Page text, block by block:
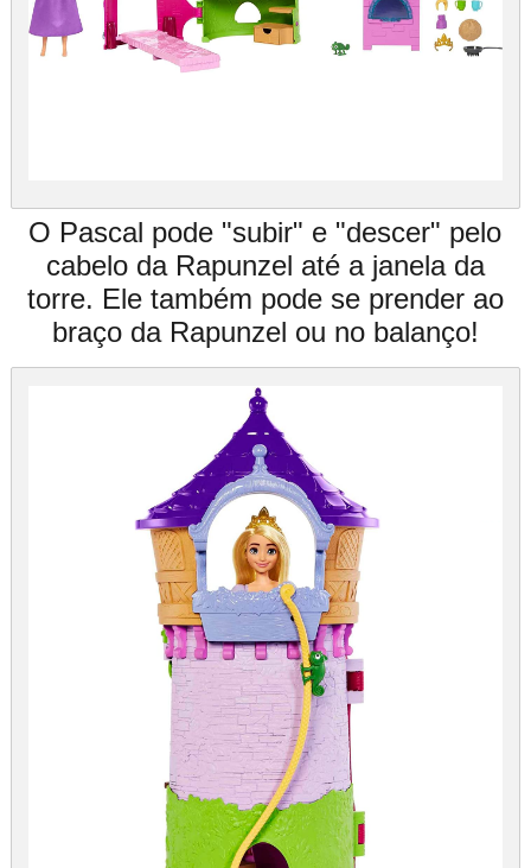
O Pascal pode "subir" e "descer" pelo
cabelo da Rapunzel até a janela da
torre. Ele também pode se prender ao
braço da Rapunzel ou no balanço!